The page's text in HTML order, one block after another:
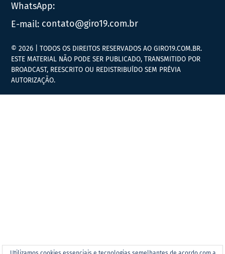
WhatsApp:
E-mail: contato@giro19.com.br
© 2026 | TODOS OS DIREITOS RESERVADOS AO GIRO19.COM.BR.
ESTE MATERIAL NÃO PODE SER PUBLICADO, TRANSMITIDO POR
BROADCAST, REESCRITO OU REDISTRIBUÍDO SEM PRÉVIA
AUTORIZAÇÃO.